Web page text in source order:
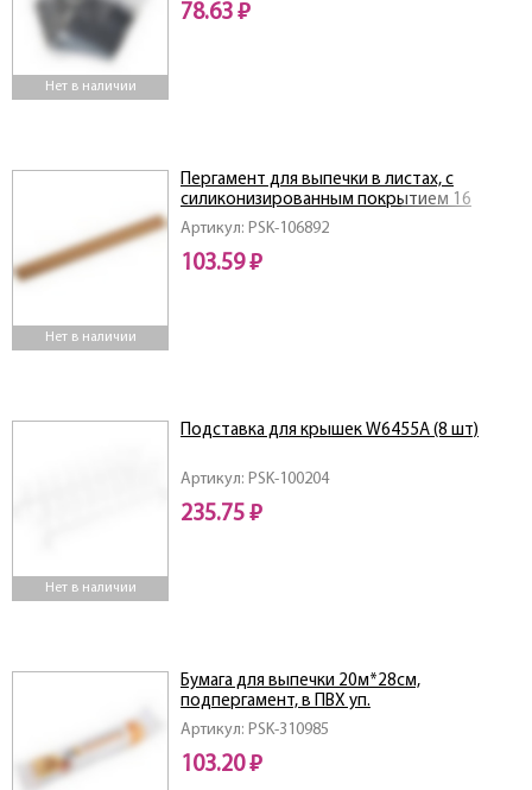
Нет в наличии
78.63 ₽
Нет в наличии
Артикул: PSK-106892
Пергамент для выпечки в листах, с
силиконизированным покрытием 16
листов, размер 38*42 см., в ПВХ уп.
103.59 ₽
Нет в наличии
Артикул: PSK-100204
Подставка для крышек W6455A (8 шт)
235.75 ₽
Артикул: PSK-310985
Бумага для выпечки 20м*28см,
подпергамент, в ПВХ уп.
103.20 ₽